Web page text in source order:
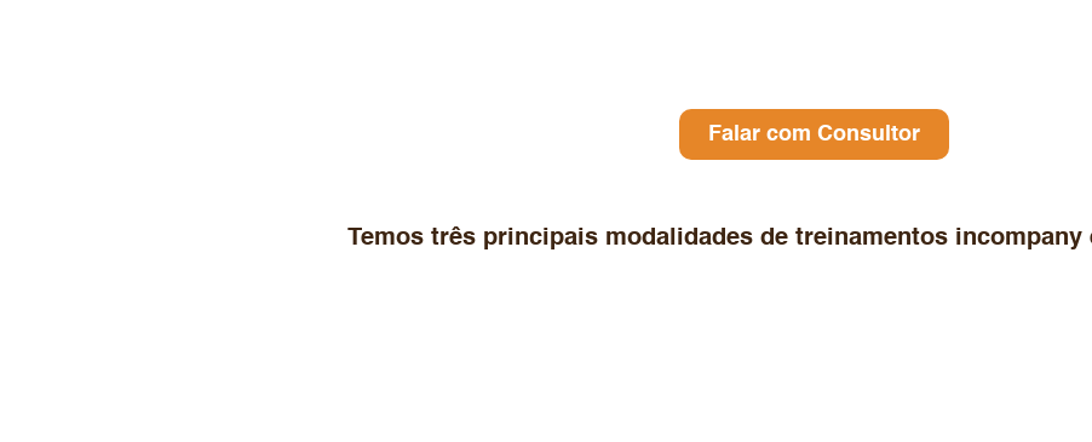
Falar com Consultor
Temos três principais modalidades de treinamentos incompany